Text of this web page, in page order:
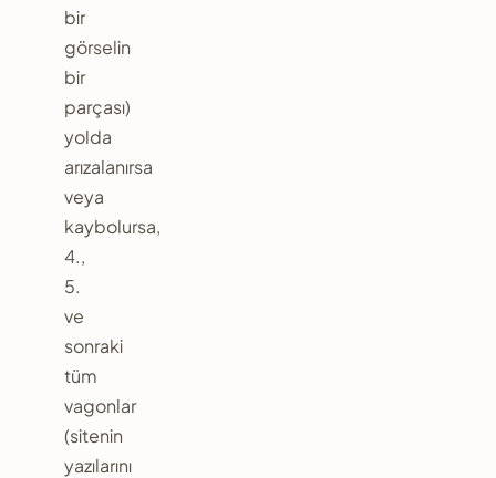
bir
görselin
bir
parçası)
yolda
arızalanırsa
veya
kaybolursa,
4.,
5.
ve
sonraki
tüm
vagonlar
(sitenin
yazılarını